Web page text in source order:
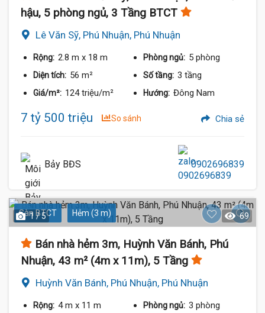
hậu, 5 phòng ngủ, 3 Tầng BTCT
Lê Văn Sỹ, Phú Nhuận, Phú Nhuận
Rộng: 2.8 m x 18 m Phòng ngủ: 5 phòng
Diện tích: 56 m² Số tầng: 3 tầng
Giá/m²: 124 triệu/m² Hướng: Đông Nam
7 tỷ 500 triệu So sánh Chia sẻ
Bảy BĐS 0902696839
Sàn BTCT Hẻm (3 m)
1 / 5 69
Bán nhà hẻm 3m, Huỳnh Văn Bánh, Phú
Nhuận, 43 m² (4m x 11m), 5 Tầng
Huỳnh Văn Bánh, Phú Nhuận, Phú Nhuận
Rộng: 4 m x 11 m Phòng ngủ: 3 phòng